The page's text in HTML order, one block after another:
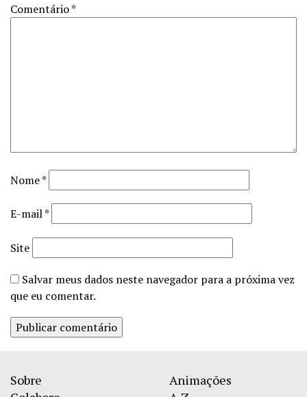
Comentário*
Nome*
E-mail*
Site
Salvar meus dados neste navegador para a próxima vez
que eu comentar.
Sobre
Animações